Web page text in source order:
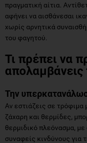
πραγματική αίτια.
αφήνει να αισθάνεσαι
χωρίς αρνητικά
του φαγητού.
Τι πρέπει να
Την
Αν εστιάζεις σε
ζάχαρη και θερμίδες,
θερμιδικό πλεόνασμα,
συναφείς κινδύνους για